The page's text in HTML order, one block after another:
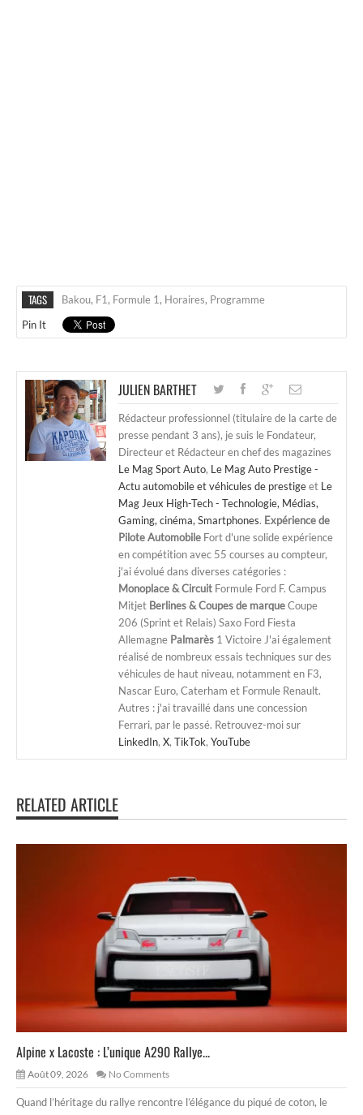
TAGS Bakou, F1, Formule 1, Horaires, Programme
Pin It
JULIEN BARTHET
Rédacteur professionnel (titulaire de la carte de
presse pendant 3 ans), je suis le Fondateur,
Directeur et Rédacteur en chef des magazines
Le Mag Sport Auto, Le Mag Auto Prestige -
Actu automobile et véhicules de prestigeet Le
Mag Jeux High-Tech - Technologie, Médias,
Gaming, cinéma, Smartphones. Expérience de
Pilote Automobile Fort d'une solide expérience
en compétition avec 55 courses au compteur,
j'ai évolué dans diverses catégories :
Monoplace & Circuit Formule Ford F. Campus
Mitjet Berlines & Coupes de marqueCoupe
206 (Sprint et Relais) Saxo Ford Fiesta
Allemagne Palmarès 1 Victoire J'ai également
réalisé de nombreux essais techniques sur des
véhicules de haut niveau, notamment en F3,
Nascar Euro, Caterham et Formule Renault.
Autres : j'ai travaillé dans une concession
Ferrari, par le passé. Retrouvez-moi sur
LinkedIn, X, TikTok, YouTube
RELATED ARTICLE
Alpine x Lacoste : L’unique A290 Rallye...
Août 09, 2026 No Comments
Quand l’héritage du rallye rencontre l’élégance du piqué de coton, le